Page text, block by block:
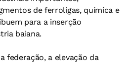
de ferroligas, química e
para a inserção
baiana.
federação, a elevação da